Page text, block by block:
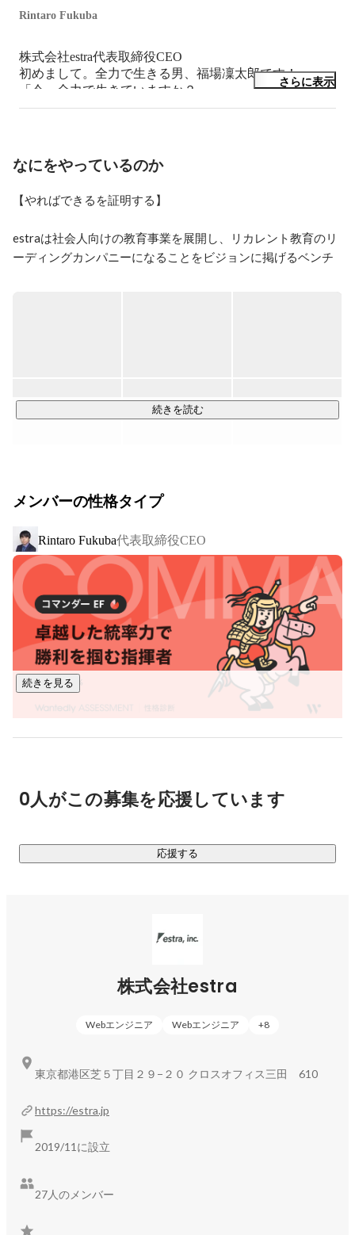
Rintaro Fukuba
株式会社estra代表取締役CEO
初めまして。全力で生きる男、福場凜太郎です！
「今、全力で生きていますか？」
そう聞かれたら100% 「はい」と答えられますか？
成長意欲の高い新たな仲間をお待ちしております！
さらに表示
なにをやっているのか
【やればできるを証明する】
estraは社会人向けの教育事業を展開し、リカレント教育のリ
ーディングカンパニーになることをビジョンに掲げるベンチ
エンジニアを志す人は多い一方で、未経験者を採用し開発を
発事業だけやれば良いではなく、教育と開発どちらも行い、
■ 事業内容
￣￣￣￣￣￣
・プログラミングスクール事業：COACHTECH
1,000時間の学習カリキュラムを提供し、実務で活躍できる人
材を育成するスクールです。
Webアプリケーション開発の案件を保証する選抜コミュニテ
ィを運営し、市場価値が高い人材の輩出に努めています。
・システム開発事業
Vue.js等、様々に対応しています。
Web開発案件にフリーランスエンジニアをご紹介するエージ
ェントサービスです。自社で育成した人材を中心にサービス
続きを読む
メンバーの性格タイプ
Rintaro Fukuba代表取締役CEO
続きを見る
0人がこの募集を応援しています
応援する
株式会社estra
Webエンジニア Webエンジニア +8
https://estra.jp
2019/11に設立
27人のメンバー
東京都港区芝５丁目２９−２０ クロスオフィス三田 610